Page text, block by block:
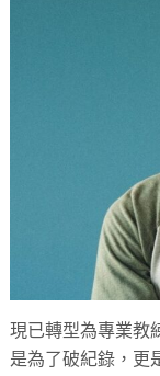
現已轉型為專業教
是為了破紀錄，更